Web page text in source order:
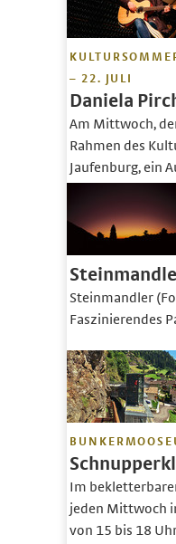
– 22. JULI
Daniela
Am Mittwoch,
Rahmen des
Jaufenburg, ein
Steinmandler
Faszinierendes
Im
jeden Mittwoch
von 15 bis 18